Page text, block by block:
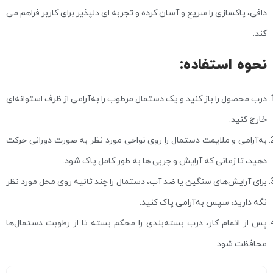
دافی، پاکسازی را سریع و آسان کرده و تجربه ای دلپذیر برای کاربر فراهم می
کند.
نحوه استفاده:
درب محصول را باز کنید و یک دستمال مرطوب را به‌آرامی از ظرف استوانه‌ای
خارج کنید.
به‌آرامی و ملایمت دستمال را روی نواحی مورد نظر به صورت دورانی حرکت
دهید، تا زمانی که آرایش و چربی ها به طور کامل پاک شود.
برای آرایش‌های سنگین یا ضد آب، دستمال را چند ثانیه روی محل مورد نظر
نگه دارید، سپس به‌آرامی پاک کنید.
پس از اتمام کار، درب بسته‌بندی را محکم بسته تا از رطوبت دستمال‌ها
محافظت شود.